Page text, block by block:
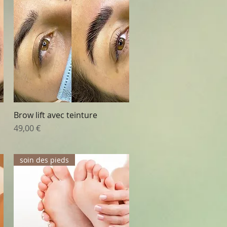
Aperçu rapide
Brow lift avec teinture
Prix
49,00 €
soin des pieds